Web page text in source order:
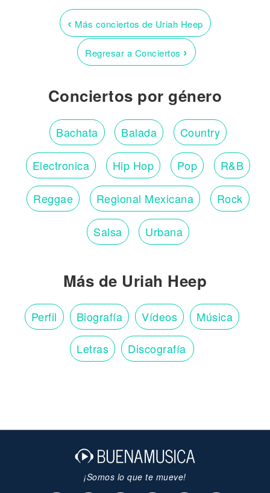
‹ Más conciertos de Uriah Heep
Regresar a Conciertos ›
Conciertos por género
Bachata Balada Country
Electronica Hip Hop Pop R&B
Reggae Regional Mexicana Rock
Salsa Urbana
Más de Uriah Heep
Perfil Biografía Vídeos Música
Letras Discografía
¡Somos lo que te mueve!